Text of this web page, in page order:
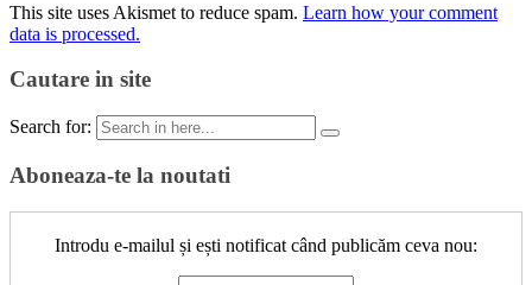
This site uses Akismet to reduce spam. Learn how your comment
data is processed.
Cautare in site
Search for:
Aboneaza-te la noutati
Introdu e-mailul și ești notificat când publicăm ceva nou: